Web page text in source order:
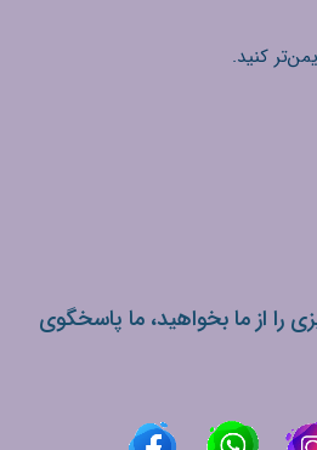
کنید.
را از ما بخواهید، ما پاسخگوی